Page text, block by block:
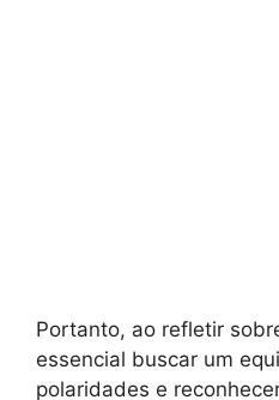
Portanto, ao refletir
essencial buscar um
polaridades e